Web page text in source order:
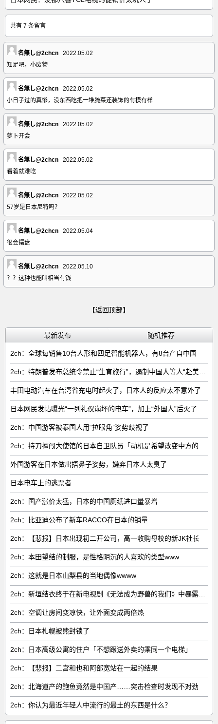
共有 7 条留言
名無し@2chcn
2022.05.02
知足吧，小废物
名無し@2chcn
2022.05.02
小日子过的真惨，没东西吃把一堆腌菜还装饰的有模有样
名無し@2chcn
2022.05.02
萝卜开会
名無し@2chcn
2022.05.02
看着就难吃
名無し@2chcn
2022.05.02
57岁是日本尼特吗？
名無し@2chcn
2022.05.04
很会摆盘
名無し@2chcn
2022.05.10
？？这种也能叫相当有钱
【返回顶部】
最新发布 随机推荐
2ch：全球每销售‌10台人形和四足智能机器人‌，有‌8台‌产自中国
丰田电动汽车在台湾省充电时起火了，日本人的反应太不意外了
日本网民发帖曝光“一列礼仪崩坏的电车”，加上“外国人”后火了
2ch：中国游客被泰国人用“拉眼角”姿势歧视了
外国游客在日本做出捂鼻子姿势，嫌弃日本人太臭了
日本电车上的逃票者
2ch：国产涨价太猛，日本的中国厕纸进口量暴增
2ch：比亚迪公布了新车RACCO在日本的销量
2ch：【悲报】日本出现初二开公司，高一收购母校的新JK社长
2ch：本田望结的制服，是性格阴沉的人喜欢的类型www
2ch：这就是日本山梨县的当地偶像wwww
2ch：空调让房间变凉快，让外面变成两倍热
2ch：日本札幌被熊封锁了
2ch：日本高级公寓的住户「不想跟送外卖的乘同一个电梯」
2ch：【悲报】二宫和也和阿部宽站在一起的结果
2ch：北海道产的鲍鱼竟然是中国产……突击检查时发现不对劲
2ch：你认为最近年轻人中流行的最土的东西是什么？